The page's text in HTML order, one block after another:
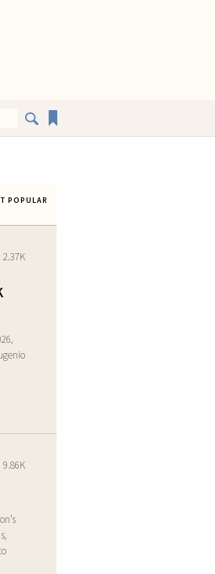
POPULAR
2.37K
9.86K